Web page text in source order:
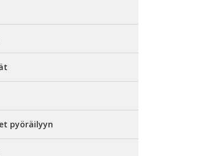
pyöräilyyn